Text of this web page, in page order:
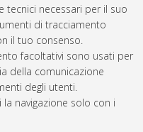
tecnici necessari per il suo
di tracciamento
il tuo consenso.
facoltativi sono usati per
della comunicazione
degli utenti.
navigazione solo con i